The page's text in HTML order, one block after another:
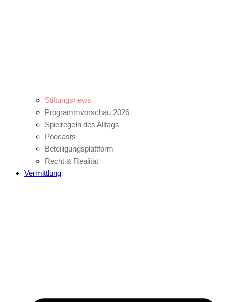
Stiftungsnews
Programmvorschau 2026
Spielregeln des Alltags
Podcasts
Beteiligungsplattform
Recht & Realität
Vermittlung